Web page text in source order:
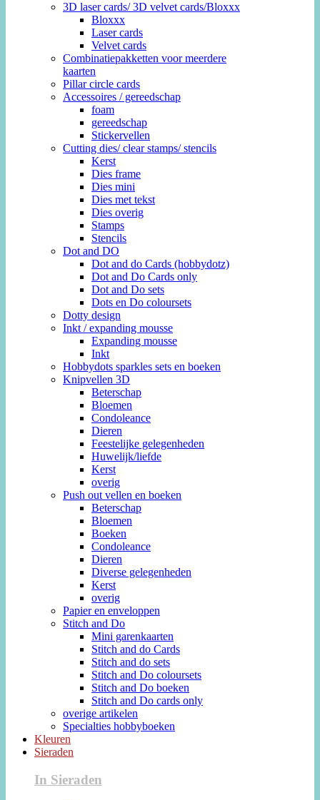
3D laser cards/ 3D velvet cards/Bloxxx
Bloxxx
Laser cards
Velvet cards
Combinatiepakketten voor meerdere
kaarten
Pillar circle cards
Accessoires / gereedschap
foam
gereedschap
Stickervellen
Cutting dies/ clear stamps/ stencils
Kerst
Dies frame
Dies mini
Dies met tekst
Dies overig
Stamps
Stencils
Dot and DO
Dot and do Cards (hobbydotz)
Dot and Do Cards only
Dot and Do sets
Dots en Do coloursets
Dotty design
Inkt / expanding mousse
Expanding mousse
Inkt
Hobbydots sparkles sets en boeken
Knipvellen 3D
Beterschap
Bloemen
Condoleance
Dieren
Feestelijke gelegenheden
Huwelijk/liefde
Kerst
overig
Push out vellen en boeken
Beterschap
Bloemen
Boeken
Condoleance
Dieren
Diverse gelegenheden
Kerst
overig
Papier en enveloppen
Stitch and Do
Mini garenkaarten
Stitch and do Cards
Stitch and do sets
Stitch and Do coloursets
Stitch and Do boeken
Stitch and Do cards only
overige artikelen
Specialties hobbyboeken
Kleuren
Sieraden
In Sieraden